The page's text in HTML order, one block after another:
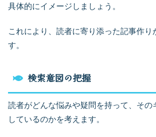
具体的にイメージしましょう。
これにより、読者に寄り添った記事作り
す。
検索意図の把握
読者がどんな悩みや疑問を持って、その
しているのかを考えます。